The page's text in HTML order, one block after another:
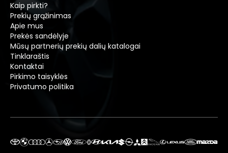
Kaip pirkti?
Prekių grąžinimas
Apie mus
Prekės sandėlyje
Mūsų partnerių prekių dalių katalogai
Tinklaraštis
Kontaktai
Pirkimo taisyklės
Privatumo politika